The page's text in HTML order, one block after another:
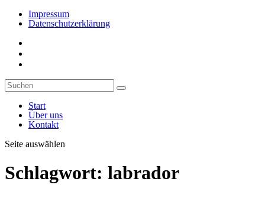
Impressum
Datenschutzerklärung
Start
Über uns
Kontakt
Seite auswählen
Schlagwort: labrador